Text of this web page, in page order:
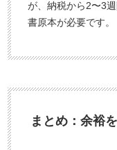
が、納税から2〜3
書原本が必要です。
まとめ：余裕